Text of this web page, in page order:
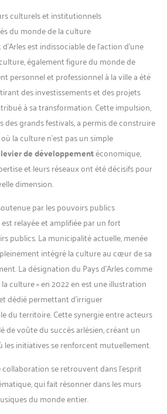
culturels et institutionnels
du monde de la culture
est indissociable de l’action d’une
également figure du monde de
personnel et professionnel à la ville a été
des investissements et des projets
à sa transformation. Cette impulsion,
des grands festivals, a permis de construire
la culture n’est pas un simple
levier de développementéconomique,
et leurs réseaux ont été décisifs pour
dimension.
par les pouvoirs publics
relayée et amplifiée par un fort
publics. La municipalité actuelle, menée
intégré la culture au cœur de sa
La désignation du Pays d’Arles comme
culture » en 2022 en est une illustration
dédié permettant d’irriguer
du territoire. Cette synergie entre acteurs
de voûte du succès arlésien, créant un
les initiatives se renforcent mutuellement.
se retrouvent dans l’esprit
qui fait résonner dans les murs
du monde entier.